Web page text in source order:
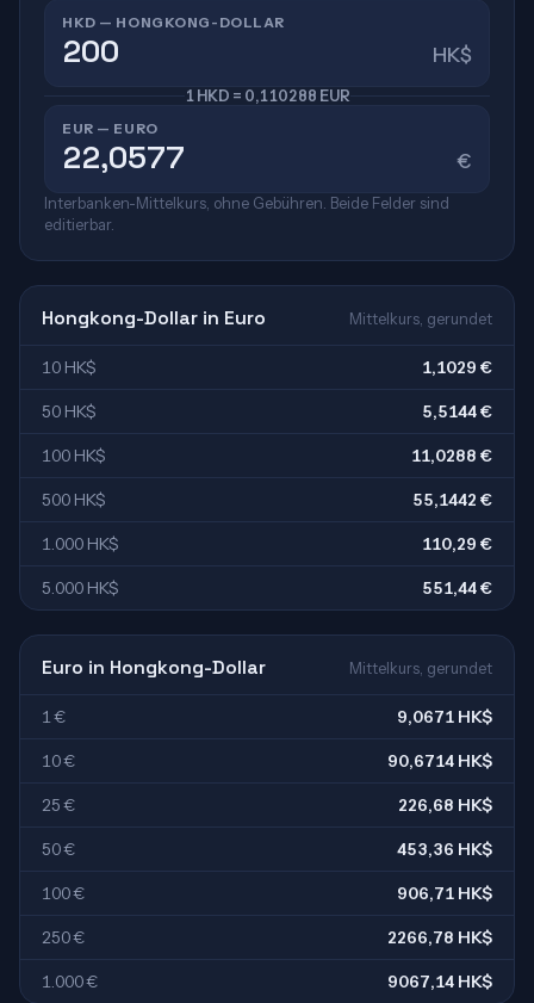
HKD — HONGKONG-DOLLAR
HK$
1 HKD = 0,110288 EUR
EUR — EURO
€
Interbanken-Mittelkurs, ohne Gebühren. Beide Felder sind
editierbar.
Hongkong-Dollar in Euro Mittelkurs, gerundet
10 HK$ 1,1029 €
50 HK$ 5,5144 €
100 HK$ 11,0288 €
500 HK$ 55,1442 €
1.000 HK$ 110,29 €
5.000 HK$ 551,44 €
Euro in Hongkong-Dollar Mittelkurs, gerundet
1 € 9,0671 HK$
10 € 90,6714 HK$
25 € 226,68 HK$
50 € 453,36 HK$
100 € 906,71 HK$
250 € 2266,78 HK$
1.000 € 9067,14 HK$